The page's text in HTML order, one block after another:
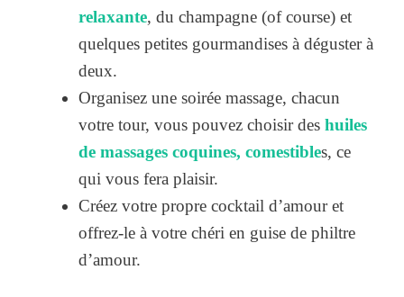
relaxante, du champagne (of course) et
quelques petites gourmandises à déguster à
deux.
Organisez une soirée massage, chacun
votre tour, vous pouvez choisir des huiles
de massages coquines, comestibles, ce
qui vous fera plaisir.
Créez votre propre cocktail d’amour et
offrez-le à votre chéri en guise de philtre
d’amour.